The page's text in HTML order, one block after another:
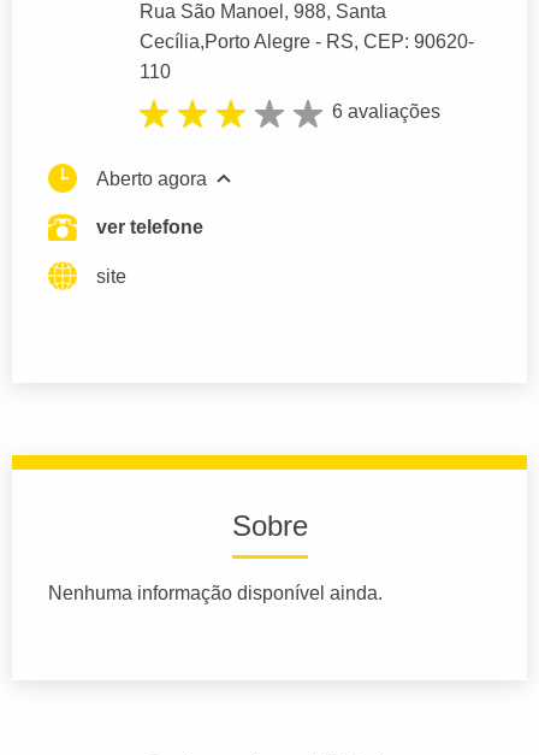
Rua São Manoel , 988, Santa
Cecília,Porto Alegre - RS, CEP: 90620-
110
6 avaliações
Aberto agora
ver telefone
site
Sobre
Nenhuma informação disponível ainda.